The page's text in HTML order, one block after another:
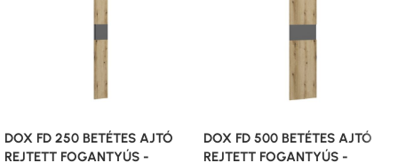
DOX FD 250 BETÉTES AJTÓ
REJTETT FOGANTYÚS -
DOX FD 500 BETÉTES AJTÓ
REJTETT FOGANTYÚS -